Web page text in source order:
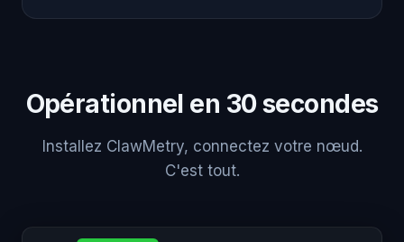
Opérationnel en 30 secondes
Installez ClawMetry, connectez votre nœud.
C'est tout.